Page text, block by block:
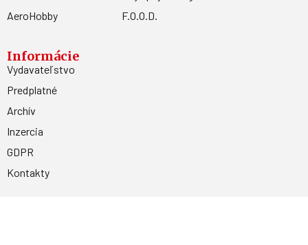
AeroHobby
F.O.O.D.
Informácie
Vydavateľstvo
Predplatné
Archív
Inzercia
GDPR
Kontakty